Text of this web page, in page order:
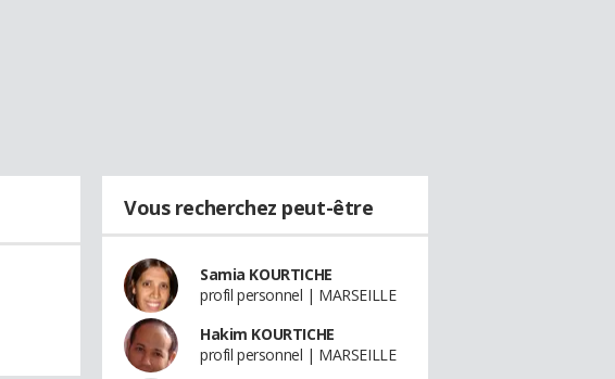
Vous recherchez peut-être
Samia KOURTICHE
profil personnel | MARSEILLE
Hakim KOURTICHE
profil personnel | MARSEILLE